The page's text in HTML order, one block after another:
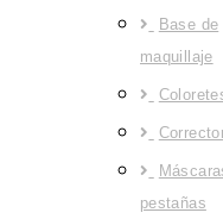
Base de
maquillaje
pestañas